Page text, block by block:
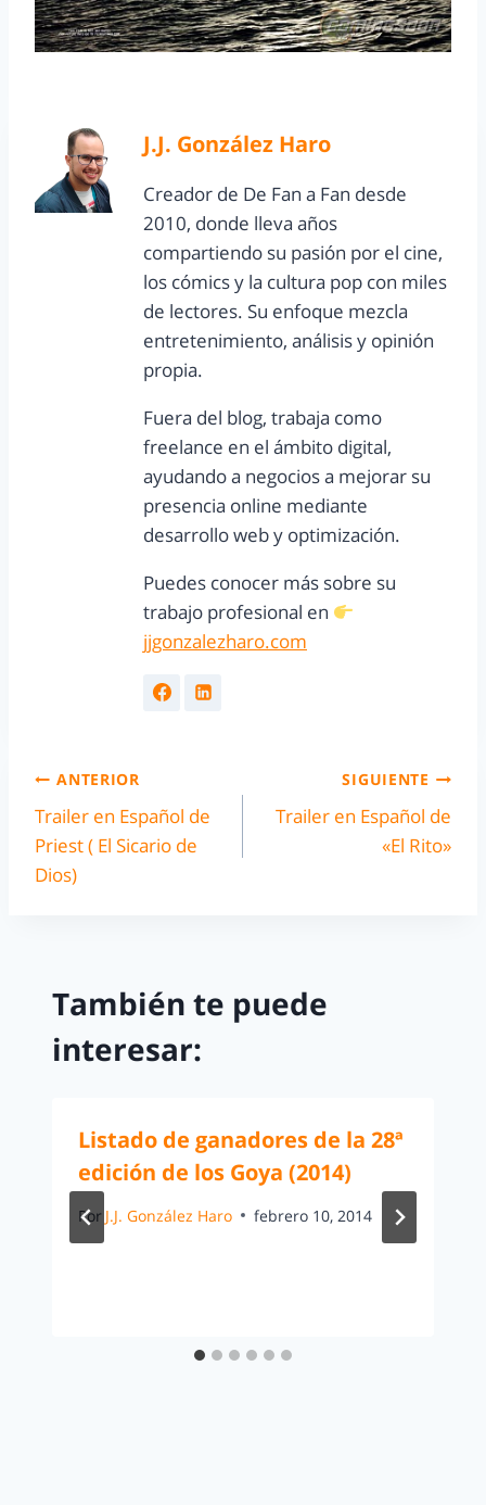
J.J. González Haro
Creador de De Fan a Fan desde
2010, donde lleva años
compartiendo su pasión por el cine,
los cómics y la cultura pop con miles
de lectores. Su enfoque mezcla
entretenimiento, análisis y opinión
propia.
Fuera del blog, trabaja como
freelance en el ámbito digital,
ayudando a negocios a mejorar su
presencia online mediante
desarrollo web y optimización.
Puedes conocer más sobre su
trabajo profesional en
jjgonzalezharo.com
ANTERIOR
Trailer en Español de
Priest ( El Sicario de
Dios)
SIGUIENTE
Trailer en Español de
«El Rito»
También te puede
interesar:
Listado de ganadores de la 28ª
edición de los Goya (2014)
Por J.J. González Haro febrero 10, 2014